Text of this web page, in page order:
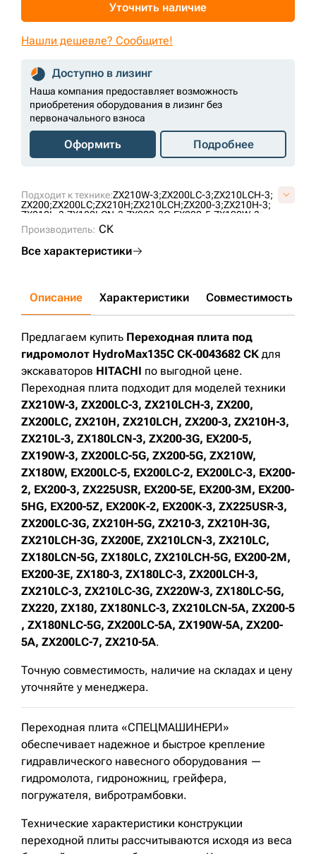
Подходит к технике:ZX210W-3;ZX200LC-3;ZX210LCH-3;
ZX200;ZX200LC;ZX210H;ZX210LCH;ZX200-3;ZX210H-3;
ZX210L-3;ZX180LCN-3;ZX200-3G;EX200-5;ZX190W-3;
ZX200LC-5G;
ZX200-5G;
EX200LC-2;EX200LC-3;
EX200-5E;
EX200K-3;ZX225USR-3;ZX200LC-3G;
ZX210LC-3;ZX210LC-3G;ZX220W-3;ZX180LC-5G;ZX220;
ZX180;ZX180NLC-3;ZX210LCN-5A;ZX200-5 ;
ZX180NLC-5G;ZX200LC-5A;ZX190W-5A;ZX200-5A;
Производитель: СК
Все характеристики
Уточнить наличие
Нашли дешевле? Сообщите!
Доступно в лизинг
Наша компания предоставляет возможность
приобретения оборудования в лизинг без
первоначального взноса
Оформить Подробнее
Описание Характеристики Совместимость
Предлагаем купить Переходная плита под
гидромолот HydroMax135C СК-0043682 СК для
экскаваторов HITACHI по выгодной цене.
Переходная плита подходит для моделей техники
ZX210W-3, ZX200LC-3, ZX210LCH-3, ZX200,
ZX200LC, ZX210H, ZX210LCH, ZX200-3, ZX210H-3,
ZX210L-3, ZX180LCN-3, ZX200-3G, EX200-5,
ZX190W-3, ZX200LC-5G, ZX200-5G, ZX210W,
ZX180W, EX200LC-5, EX200LC-2, EX200LC-3, EX200-
2, EX200-3, ZX225USR, EX200-5E, EX200-3M, EX200-
5HG, EX200-5Z, EX200K-2, EX200K-3, ZX225USR-3,
ZX200LC-3G, ZX210H-5G, ZX210-3, ZX210H-3G,
ZX210LCH-3G, ZX200E, ZX210LCN-3, ZX210LC,
ZX180LCN-5G, ZX180LC, ZX210LCH-5G, EX200-2M,
EX200-3E, ZX180-3, ZX180LC-3, ZX200LCH-3,
ZX210LC-3, ZX210LC-3G, ZX220W-3, ZX180LC-5G,
ZX220, ZX180, ZX180NLC-3, ZX210LCN-5A, ZX200-5
, ZX180NLC-5G, ZX200LC-5A, ZX190W-5A, ZX200-
5A, ZX200LC-7, ZX210-5A.
Точную совместимость, наличие на складах и цену
уточняйте у менеджера.
Переходная плита «СПЕЦМАШИНЕРИ»
обеспечивает надежное и быстрое крепление
гидравлического навесного оборудования —
гидромолота, гидроножниц, грейфера,
погружателя, вибротрамбовки.
Технические характеристики конструкции
переходной плиты рассчитываются исходя из веса